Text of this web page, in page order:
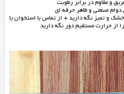
و مقاوم در برابر رطوبت
دوام صنعتی و ظاهر حرفه ای
و تمیز نگه دارید + از تماس با استخوان یا
حرارت مستقیم دور نگه دارید